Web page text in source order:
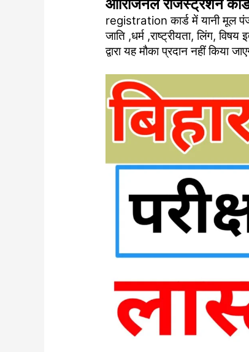
ओरिजिनल रजिस्ट्रेशन
registration कार्ड में यानी मूल
जाति ,धर्म ,राष्ट्रीयता, लिंग,
द्वारा यह मौका प्रदान नहीं किया